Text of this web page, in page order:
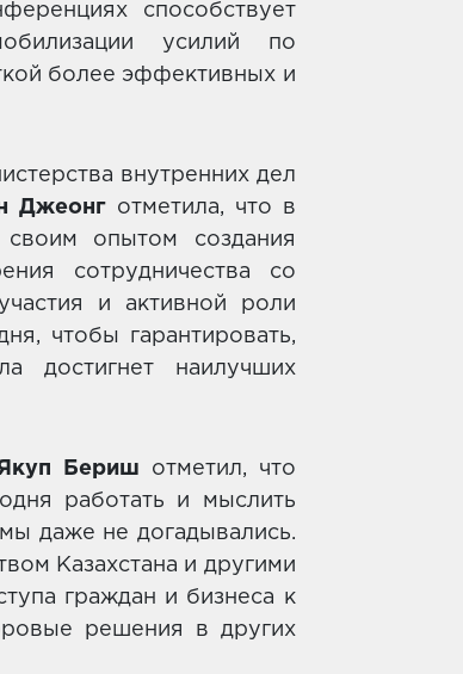
способствует
усилий по
более эффективных и
внутренних дел
Джеонг отметила, что в
опытом создания
сотрудничества со
и активной роли
чтобы гарантировать,
достигнет наилучших
Бериш отметил, что
работать и мыслить
даже не догадывались.
Казахстана и другими
граждан и бизнеса к
решения в других